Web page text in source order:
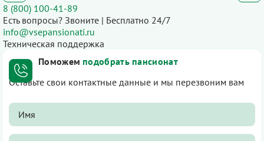
8 (800) 100-41-89
Есть вопросы? Звоните | Бесплатно 24/7
info@vsepansionati.ru
Техническая поддержка
Поможем подобрать пансионат
Оставьте свои контактные данные и мы перезвоним вам